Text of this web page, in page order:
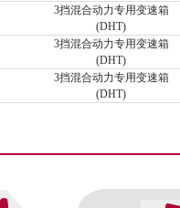
3挡混合动力专用变速箱
(DHT)
3挡混合动力专用变速箱
(DHT)
3挡混合动力专用变速箱
(DHT)